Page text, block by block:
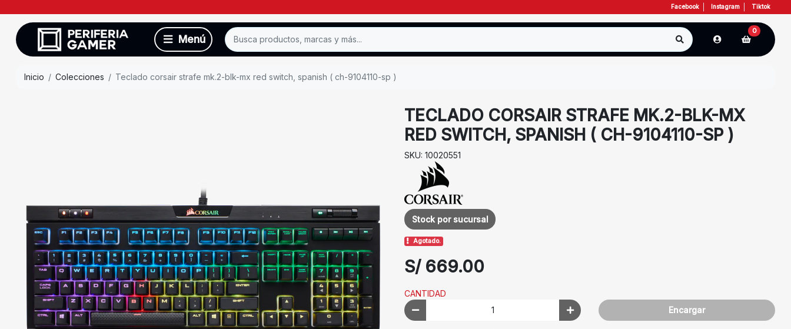
Facebook Instagram Tiktok
0
Inicio Colecciones Teclado corsair strafe mk.2-blk-mx red switch, spanish ( ch-9104110-sp )
TECLADO CORSAIR STRAFE MK.2-BLK-MX
RED SWITCH, SPANISH ( CH-9104110-SP )
SKU: 10020551
Stock por sucursal
Agotado.
S/ 669.00
CANTIDAD
Encargar